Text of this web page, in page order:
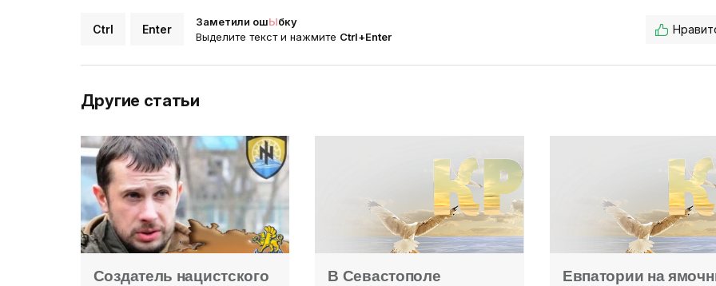
Ctrl Enter
Заметили ошЫбку
Выделите текст и нажмите Ctrl+Enter
Другие статьи
Cоздатель нацистского
В Севастополе
Евпатории на